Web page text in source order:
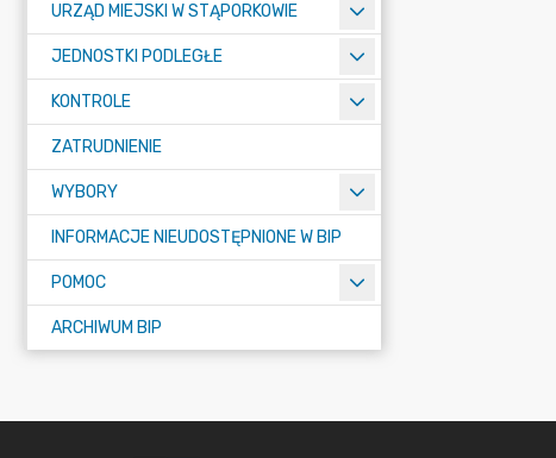
URZĄD MIEJSKI W STĄPORKOWIE
JEDNOSTKI PODLEGŁE
KONTROLE
ZATRUDNIENIE
WYBORY
INFORMACJE NIEUDOSTĘPNIONE W BIP
POMOC
ARCHIWUM BIP